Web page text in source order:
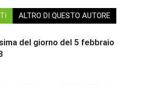
ALTRO DI QUESTO AUTORE
del giorno del 5 febbraio